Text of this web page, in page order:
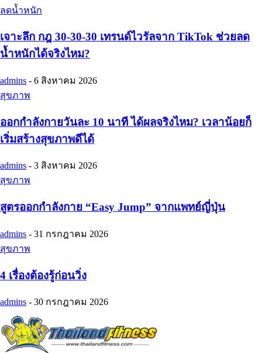
ลดน้ำหนัก
เจาะลึก กฎ 30-30-30 เทรนด์ไวรัลจาก TikTok ช่วยลด
น้ำหนักได้จริงไหม?
admins - 6 สิงหาคม 2026
สุขภาพ
ออกกำลังกายวันละ 10 นาที ได้ผลจริงไหม? เวลาน้อยก็
เริ่มสร้างสุขภาพดีได้
admins - 3 สิงหาคม 2026
สุขภาพ
สูตรออกกำลังกาย “Easy Jump” จากแพทย์ญี่ปุ่น
admins - 31 กรกฎาคม 2026
สุขภาพ
4 เรื่องต้องรู้ก่อนวิ่ง
admins - 30 กรกฎาคม 2026